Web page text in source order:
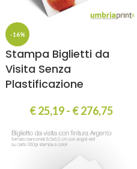
-16%
Stampa Biglietti da
Visita Senza
Plastificazione
€25,19- €276,75